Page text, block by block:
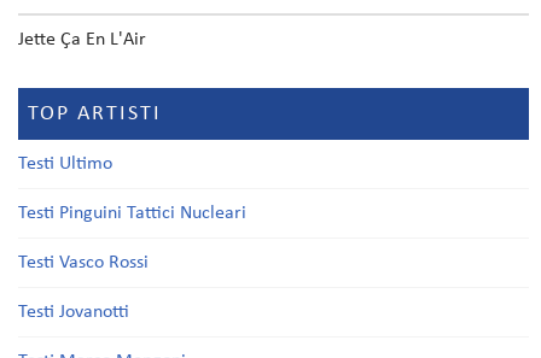
‎Jette Ça En L'Air‬
TOP ARTISTI
Testi Ultimo
Testi Pinguini Tattici Nucleari
Testi Vasco Rossi
Testi Jovanotti